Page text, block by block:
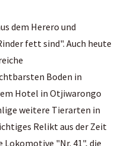
dem Herero und
fett sind". Auch heute
Boden in
Hotel in Otjiwarongo
weitere Tierarten in
Relikt aus der Zeit
Lokomotive "Nr. 41", die